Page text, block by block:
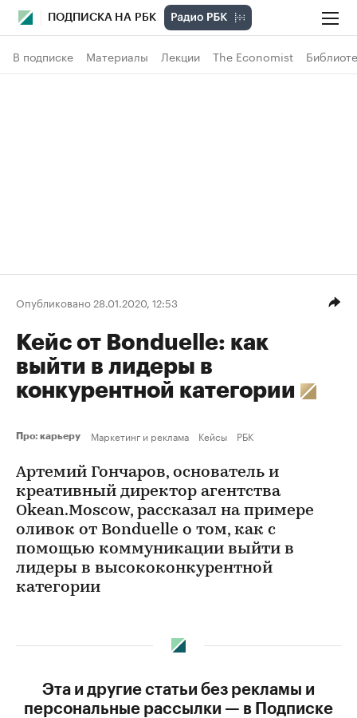
ПОДПИСКА НА РБК
В подписке Материалы Лекции The Economist
Опубликовано 28.01.2020, 12:53
Кейс от Bonduelle: как
выйти в лидеры в
конкурентной категории
Про: карьеру Маркетинг и реклама Кейсы РБК
Артемий Гончаров, основатель и
креативный директор агентства
Okean.Moscow, рассказал на примере
оливок от Bonduelle о том, как с
помощью коммуникации выйти в
лидеры в высококонкурентной
категории
Эта и другие статьи без рекламы и
персональные рассылки — в Подписке